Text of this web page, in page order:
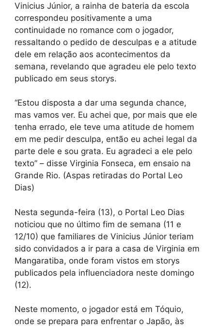
Vinicius Júnior, a rainha de bateria da escola
correspondeu positivamente a uma
continuidade no romance com o jogador,
ressaltando o pedido de desculpas e a atitude
dele em relação aos acontecimentos da
semana, revelando que agradeu ele pelo texto
publicado em seus storys.
“Estou disposta a dar uma segunda chance,
mas vamos ver. Eu achei que, por mais que ele
tenha errado, ele teve uma atitude de homem
em me pedir desculpa, então eu achei legal da
parte dele e sou grata. Eu agradeci a ele pelo
texto” – disse Virginia Fonseca, em ensaio na
Grande Rio. (Aspas retiradas do Portal Leo
Dias)
Nesta segunda-feira (13), o Portal Leo Dias
noticiou que no último fim de semana (11 e
12/10) que familiares de Vinicius Júnior teriam
sido convidados a ir para a casa de Virginia em
Mangaratiba, onde foram vistos em storys
publicados pela influenciadora neste domingo
(12).
Neste momento, o jogador está em Tóquio,
onde se prepara para enfrentar o Japão, às